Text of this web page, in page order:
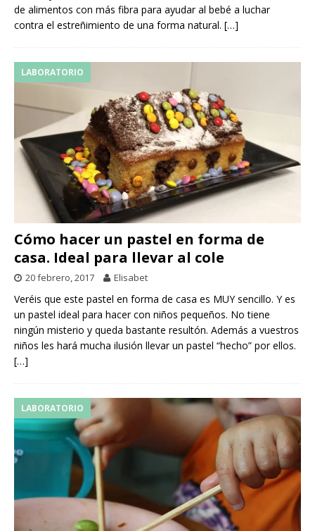
de alimentos con más fibra para ayudar al bebé a luchar
contra el estreñimiento de una forma natural. […]
LABORATORIO
Cómo hacer un pastel en forma de
casa. Ideal para llevar al cole
20 febrero, 2017 Elisabet
Veréis que este pastel en forma de casa es MUY sencillo. Y es
un pastel ideal para hacer con niños pequeños. No tiene
ningún misterio y queda bastante resultón. Además a vuestros
niños les hará mucha ilusión llevar un pastel “hecho” por ellos.
[…]
LABORATORIO